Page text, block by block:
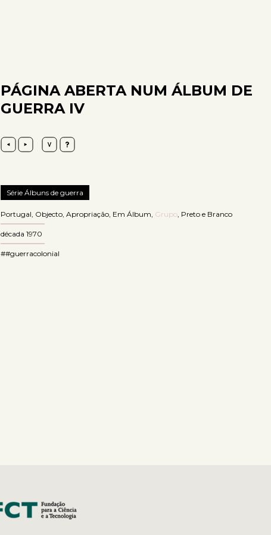
PÁGINA ABERTA NUM ÁLBUM DE
GUERRA IV
Série Álbuns de guerra
Portugal, Objecto, Apropriação, Em Álbum, Grupo, Preto e Branco
década 1970
##guerracolonial